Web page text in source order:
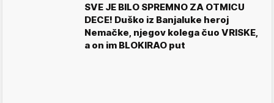
SVE JE BILO SPREMNO ZA OTMICU
DECE! Duško iz Banjaluke heroj
Nemačke, njegov kolega čuo VRISKE,
a on im BLOKIRAO put